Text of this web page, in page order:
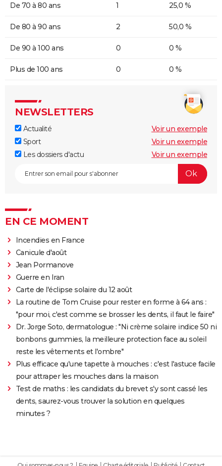
De 70 à 80 ans 1 25,0 %
De 80 à 90 ans 2 50,0 %
De 90 à 100 ans 0 0 %
Plus de 100 ans 0 0 %
NEWSLETTERS
Actualité
Voir un exemple
Sport
Voir un exemple
Les dossiers d'actu
Voir un exemple
EN CE MOMENT
Incendies en France
Canicule d'août
Jean Pormanove
Guerre en Iran
Carte de l'éclipse solaire du 12 août
La routine de Tom Cruise pour rester en forme à 64 ans :
"pour moi, c'est comme se brosser les dents, il faut le faire"
Dr. Jorge Soto, dermatologue : "Ni crème solaire indice 50 ni
bonbons gummies, la meilleure protection face au soleil
reste les vêtements et l'ombre"
Plus efficace qu'une tapette à mouches : c'est l'astuce facile
pour attraper les mouches dans la maison
Test de maths : les candidats du brevet s'y sont cassé les
dents, saurez-vous trouver la solution en quelques
minutes ?